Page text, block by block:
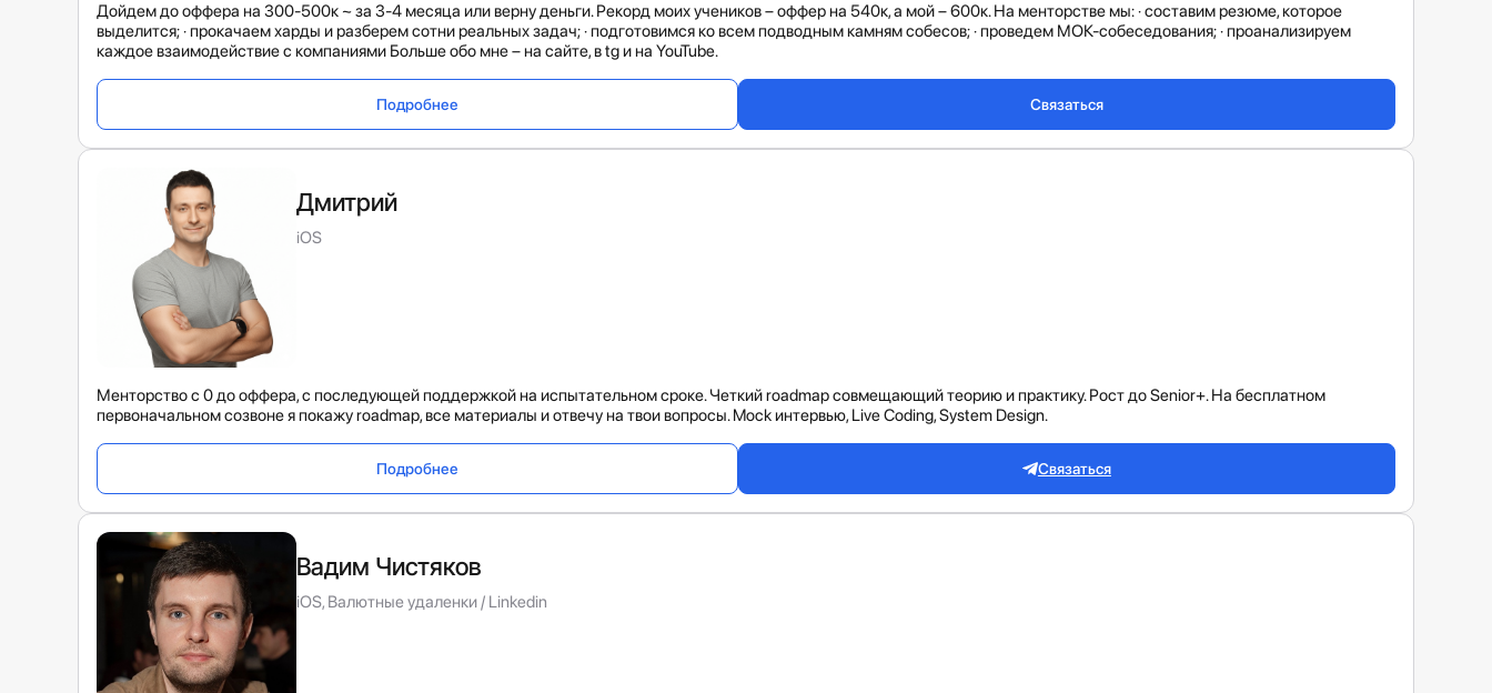
Дойдем до оффера на 300-500к ~ за 3-4 месяца или верну деньги. Рекорд моих учеников – оффер на 540к, а мой – 600к. На менторстве мы: · составим резюме, которое
выделится; · прокачаем харды и разберем сотни реальных задач; · подготовимся ко всем подводным камням собесов; · проведем МОК-собеседования; · проанализируем
каждое взаимодействие с компаниями Больше обо мне – на сайте, в tg и на YouTube.
Подробнее Связаться
Дмитрий
iOS
Менторство с 0 до оффера, с последующей поддержкой на испытательном сроке. Четкий roadmap совмещающий теорию и практику. Рост до Senior+. На бесплатном
первоначальном созвоне я покажу roadmap, все материалы и отвечу на твои вопросы. Mock интервью, Live Coding, System Design.
Подробнее Связаться
Вадим Чистяков
iOS, Валютные удаленки / Linkedin